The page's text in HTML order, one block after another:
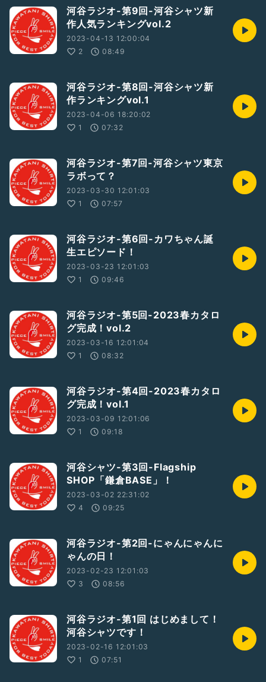
河谷ラジオ-第9回-河谷シャツ新
作人気ランキングvol.2
2023-04-13 12:00:04
2
08:49
河谷ラジオ-第8回-河谷シャツ新
作ランキングvol.1
2023-04-06 18:20:02
1
07:32
河谷ラジオ-第7回-河谷シャツ東京
ラボって？
2023-03-30 12:01:03
1
07:57
河谷ラジオ-第6回-カワちゃん誕
生エピソード！
2023-03-23 12:01:03
1
09:46
河谷ラジオ-第5回-2023春カタロ
グ完成！vol.2
2023-03-16 12:01:04
1
08:32
河谷ラジオ-第4回-2023春カタロ
グ完成！vol.1
2023-03-09 12:01:06
1
09:18
河谷シャツ-第3回-Flagship
SHOP「鎌倉BASE」！
2023-03-02 22:31:02
4
09:25
河谷ラジオ-第2回-にゃんにゃんに
ゃんの日！
2023-02-23 12:01:03
3
08:56
河谷ラジオ-第1回 はじめまして！
河谷シャツです！
2023-02-16 12:01:03
1
07:51